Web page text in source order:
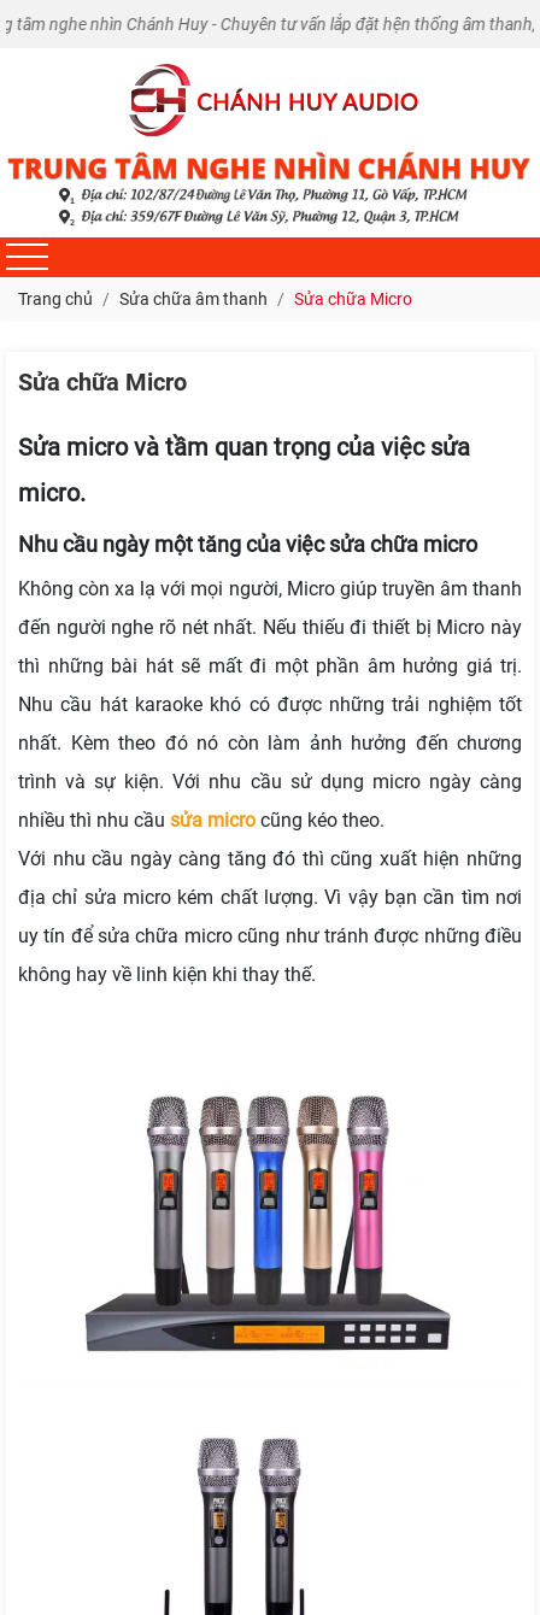
Huy - Chuyên tư vấn lắp đặt hện thống âm thanh, Karaoke tại
Trang chủ Sửa chữa âm thanh Sửa chữa Micro
Sửa chữa Micro
Sửa micro và tầm quan trọng của việc sửa
micro.
Nhu cầu ngày một tăng của việc sửa chữa micro
Không còn xa lạ với mọi người, Micro giúp truyền âm thanh
đến người nghe rõ nét nhất. Nếu thiếu đi thiết bị Micro này
thì những bài hát sẽ mất đi một phần âm hưởng giá trị.
Nhu cầu hát karaoke khó có được những trải nghiệm tốt
nhất. Kèm theo đó nó còn làm ảnh hưởng đến chương
trình và sự kiện. Với nhu cầu sử dụng micro ngày càng
nhiều thì nhu cầu sửa micro cũng kéo theo.
Với nhu cầu ngày càng tăng đó thì cũng xuất hiện những
địa chỉ sửa micro kém chất lượng. Vì vậy bạn cần tìm nơi
uy tín để sửa chữa micro cũng như tránh được những điều
không hay về linh kiện khi thay thế.